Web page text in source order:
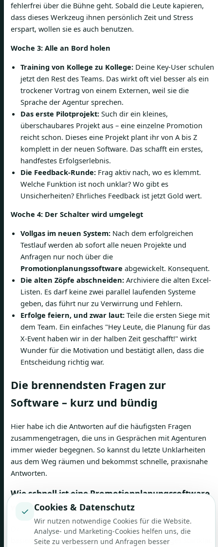
fehlerfrei über die Bühne geht. Sobald die Leute kapieren,
dass dieses Werkzeug ihnen persönlich Zeit und Stress
erspart, wollen sie es auch benutzen.
Woche 3: Alle an Bord holen
Training von Kollege zu Kollege: Deine Key-User schulen
jetzt den Rest des Teams. Das wirkt oft viel besser als ein
trockener Vortrag von einem Externen, weil sie die
Sprache der Agentur sprechen.
Das erste Pilotprojekt: Such dir ein kleines,
überschaubares Projekt aus – eine einzelne Promotion
reicht schon. Dieses eine Projekt plant ihr von A bis Z
komplett in der neuen Software. Das schafft ein erstes,
handfestes Erfolgserlebnis.
Die Feedback-Runde: Frag aktiv nach, wo es klemmt.
Welche Funktion ist noch unklar? Wo gibt es
Unsicherheiten? Ehrliches Feedback ist jetzt Gold wert.
Woche 4: Der Schalter wird umgelegt
Vollgas im neuen System: Nach dem erfolgreichen
Testlauf werden ab sofort alle neuen Projekte und
Anfragen nur noch über die
Promotionplanungssoftware abgewickelt. Konsequent.
Die alten Zöpfe abschneiden: Archiviere die alten Excel-
Listen. Es darf keine zwei parallel laufenden Systeme
geben, das führt nur zu Verwirrung und Fehlern.
Erfolge feiern, und zwar laut: Teile die ersten Siege mit
dem Team. Ein einfaches "Hey Leute, die Planung für das
X-Event haben wir in der halben Zeit geschafft!" wirkt
Wunder für die Motivation und bestätigt allen, dass die
Entscheidung richtig war.
Die brennendsten Fragen zur
Software – kurz und bündig
Hier habe ich die Antworten auf die häufigsten Fragen
zusammengetragen, die uns in Gesprächen mit Agenturen
immer wieder begegnen. So kannst du letzte Unklarheiten
aus dem Weg räumen und bekommst schnelle, praxisnahe
Antworten.
Wie schnell ist eine Promotionplanungssoftware
wirklich einsatzbereit?
Das hängt stark vom Anbieter ab, aber eine gute cloud-
basierte Lösung ist oft schon innerhalb eines Tages startklar.
✓ Cookies & Datenschutz
Wir nutzen notwendige Cookies für die Website.
Analyse- und Marketing-Cookies helfen uns, die
Seite zu verbessern und Anfragen besser